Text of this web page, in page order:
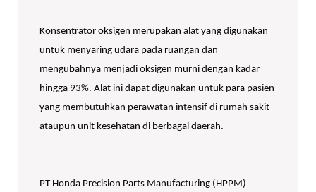
Konsentrator oksigen merupakan alat yang digunakan
untuk menyaring udara pada ruangan dan
mengubahnya menjadi oksigen murni dengan kadar
hingga 93%. Alat ini dapat digunakan untuk para pasien
yang membutuhkan perawatan intensif di rumah sakit
ataupun unit kesehatan di berbagai daerah.
PT Honda Precision Parts Manufacturing (HPPM)